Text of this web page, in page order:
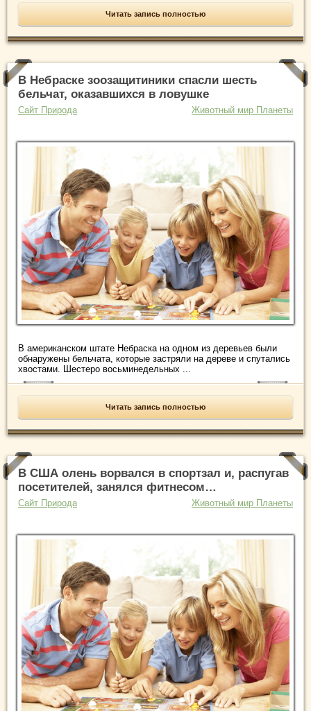
Читать запись полностью
В Небраске зоозащитиники спасли шесть
бельчат, оказавшихся в ловушке
Сайт Природа Животный мир Планеты
В американском штате Небраска на одном из деревьев были
обнаружены бельчата, которые застряли на дереве и спутались
хвостами. Шестеро восьминедельных ...
Читать запись полностью
В США олень ворвался в спортзал и, распугав
посетителей, занялся фитнесом…
Сайт Природа Животный мир Планеты